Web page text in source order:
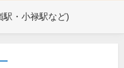
駅・小禄駅など)